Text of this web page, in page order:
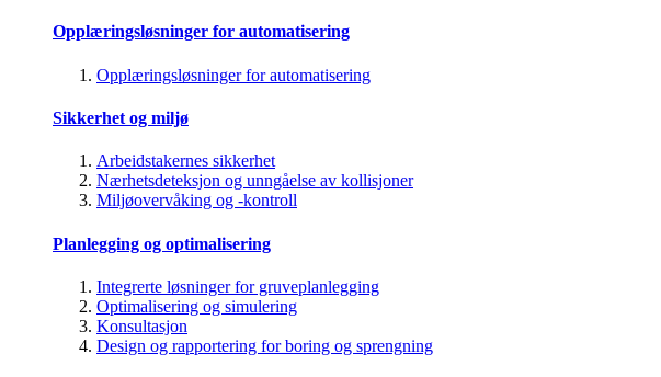
Opplæringsløsninger for automatisering
Opplæringsløsninger for automatisering
Sikkerhet og miljø
Arbeidstakernes sikkerhet
Nærhetsdeteksjon og unngåelse av kollisjoner
Miljøovervåking og -kontroll
Planlegging og optimalisering
Integrerte løsninger for gruveplanlegging
Optimalisering og simulering
Konsultasjon
Design og rapportering for boring og sprengning